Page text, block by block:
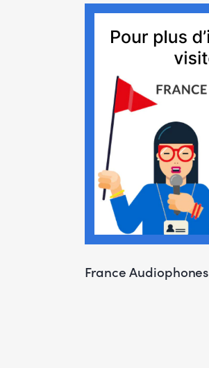
France Audiophones